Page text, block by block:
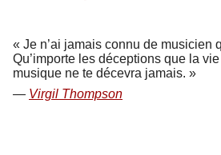
Je n’ai jamais connu de musicien
Qu’importe les déceptions que la
musique ne te décevra jamais.
Virgil Thompson